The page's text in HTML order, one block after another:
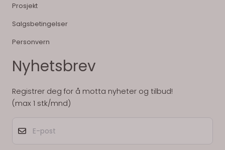
Prosjekt
Salgsbetingelser
Personvern
Nyhetsbrev
Registrer deg for å motta nyheter og tilbud!
(max 1 stk/mnd)